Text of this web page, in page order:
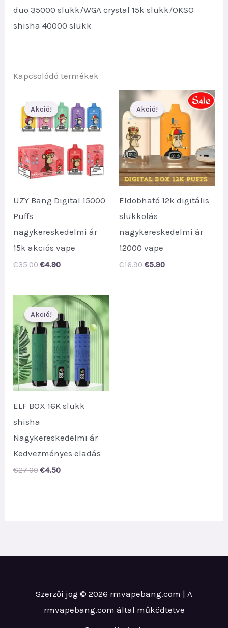
duo 35000 slukk/WGA crystal 15k slukk/OKSO
shisha 40000 slukk
Kapcsolódó termékek
Akció!
Akció!
UZY Bang Digital 15000
Puffs
nagykereskedelmi ár
15k akciós vape
€35.00 Original
€35.00.
€4.90Current
€4.90.
Akció!
Akció!
Eldobható 12k digitális
slukkolás
nagykereskedelmi ár
12000 vape
€16.90 Original
€5.90Current
Akció!
Akció!
ELF BOX 16K slukk
shisha
Nagykereskedelmi ár
Kedvezményes eladás
€27.00 Original
€4.50Current
Szerzői jog © 2026 rmvapebang.com | A
rmvapebang.com által működtetve